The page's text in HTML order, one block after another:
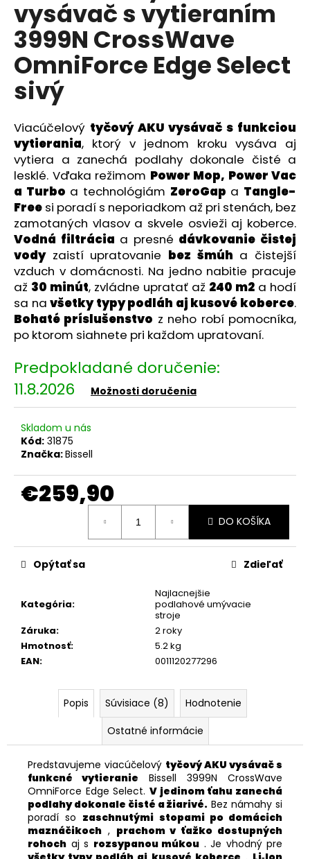
5
hviezdičiek.
vysávač s vytieraním
3999N CrossWave
OmniForce Edge Select
sivý
Viacúčelový tyčový AKU vysávač s funkciou
vytierania, ktorý v jednom kroku vysáva aj
vytiera a zanechá podlahy dokonale čisté a
lesklé. Vďaka režimom Power Mop, Power Vac
a Turbo a technológiám ZeroGap a Tangle-
Free si poradí s neporiadkom až pri stenách, bez
zamotaných vlasov a skvele osvieži aj koberce.
Vodná filtrácia a presné dávkovanie čistej
vodyzaistí upratovanie bez šmúh a čistejší
vzduch v domácnosti. Na jedno nabitie pracuje
až 30 minút, zvládne upratať až 240 m2 a hodí
sa navšetky typy podláh aj kusové koberce.
Bohaté príslušenstvo z neho robí pomocníka,
po ktorom siahnete pri každom upratovaní.
11.8.2026 Možnosti doručenia
Skladom u nás
Kód: 31875
Značka:Bissell
€259,90
DO KOŠÍKA
Kategória:
Najlacnejšie
podlahové umývacie
stroje
Záruka:
2 roky
Hmotnosť:
5.2 kg
EAN: 0011120277296
Opýtať sa Zdieľať
Popis Súvisiace (8)
Hodnotenie
Ostatné informácie
Predstavujeme viacúčelový tyčový AKU vysávač s
funkcné vytieranie Bissell 3999N CrossWave
OmniForce Edge Select. V jedinom ťahu zanechá
podlahy dokonale čisté a žiarivé. Bez námahy si
poradí so zaschnutými stopami po domácich
maznáčikoch , prachom v ťažko dostupných
rohoch aj s rozsypanou múkou . Je vhodný pre
O
d
p
o
r
ú
č
a
m
e
GARDENMEISTER
GM
1006
SACIA
HADICA
PRE
ČERPADLÁ
S
VÝSTUŽOU
A
KOŠOM
M
€15,90